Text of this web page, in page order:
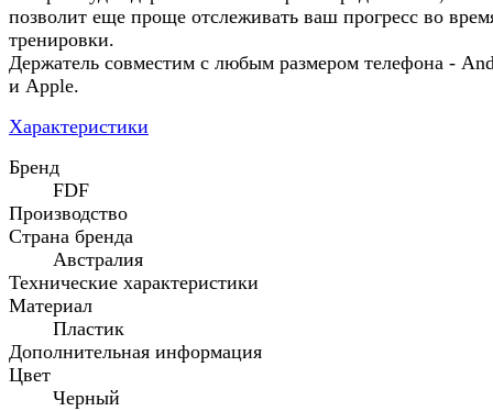
позволит еще проще отслеживать ваш прогресс во
тренировки.
Держатель совместим с любым размером телефона -
и Apple.
Характеристики
Бренд
FDF
Производство
Страна бренда
Австралия
Технические характеристики
Материал
Пластик
Дополнительная информация
Цвет
Черный